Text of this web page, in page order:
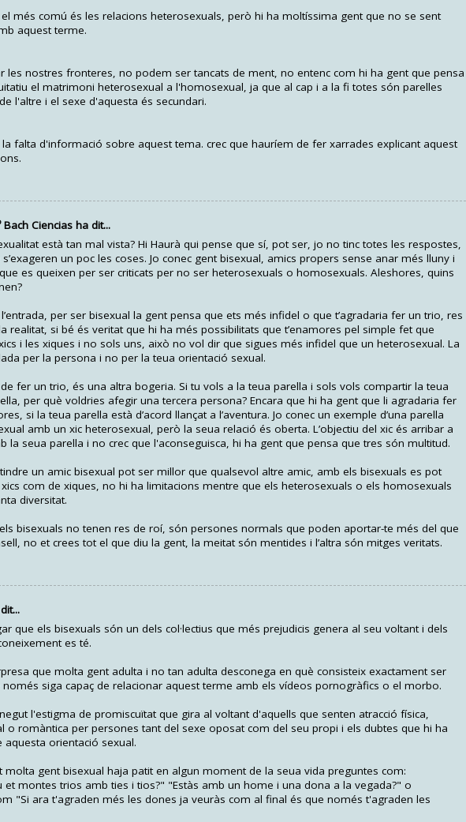
el més comú és les relacions heterosexuals, però hi ha moltíssima gent que no se sent
aquest terme.
les nostres fronteres, no podem ser tancats de ment, no entenc com hi ha gent que pensa
el matrimoni heterosexual a l'homosexual, ja que al cap i a la fi totes són parelles
l'altre i el sexe d'aquesta és secundari.
falta d'informació sobre aquest tema. crec que hauríem de fer xarrades explicant aquest
Bach Ciencias ha dit...
està tan mal vista? Hi Haurà qui pense que sí, pot ser, jo no tinc totes les respostes,
un poc les coses. Jo conec gent bisexual, amics propers sense anar més lluny i
es queixen per ser criticats per no ser heterosexuals o homosexuals. Aleshores, quins
per ser bisexual la gent pensa que ets més infidel o que t’agradaria fer un trio, res
realitat, si bé és veritat que hi ha més possibilitats que t’enamores pel simple fet que
i les xiques i no sols uns, això no vol dir que sigues més infidel que un heterosexual. La
per la persona i no per la teua orientació sexual.
fer un trio, és una altra bogeria. Si tu vols a la teua parella i sols vols compartir la teua
per què voldries afegir una tercera persona? Encara que hi ha gent que li agradaria fer
si la teua parella està d’acord llançat a l’aventura. Jo conec un exemple d’una parella
amb un xic heterosexual, però la seua relació és oberta. L’objectiu del xic és arribar a
la seua parella i no crec que l'aconseguisca, hi ha gent que pensa que tres són multitud.
un amic bisexual pot ser millor que qualsevol altre amic, amb els bisexuals es pot
com de xiques, no hi ha limitacions mentre que els heterosexuals o els homosexuals
diversitat.
bisexuals no tenen res de roí, són persones normals que poden aportar-te més del que
no et crees tot el que diu la gent, la meitat són mentides i l’altra són mitges veritats.
que els bisexuals són un dels col·lectius que més prejudicis genera al seu voltant i dels
es té.
que molta gent adulta i no tan adulta desconega en què consisteix exactament ser
només siga capaç de relacionar aquest terme amb els vídeos pornogràfics o el morbo.
l'estigma de promiscuïtat que gira al voltant d'aquells que senten atracció física,
o romàntica per persones tant del sexe oposat com del seu propi i els dubtes que hi ha
aquesta orientació sexual.
molta gent bisexual haja patit en algun moment de la seua vida preguntes com:
et montes trios amb ties i tios?" "Estàs amb un home i una dona a la vegada?" o
"Si ara t'agraden més les dones ja veuràs com al final és que només t'agraden les